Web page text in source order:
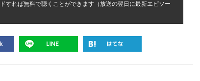
すれば無料で聴くことができます（放送の翌日に最新エピソー